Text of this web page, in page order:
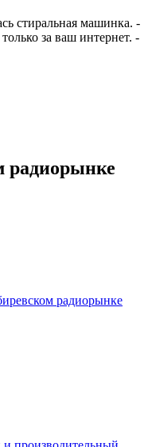
стиральная машинка. -
за ваш интернет. -
радиорынке